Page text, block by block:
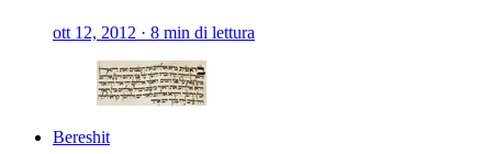
ott 12, 2012 · 8 min di lettura
Bereshit